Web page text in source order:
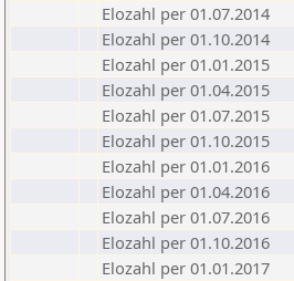
Elozahl per 01.07.2014
Elozahl per 01.10.2014
Elozahl per 01.01.2015
Elozahl per 01.04.2015
Elozahl per 01.07.2015
Elozahl per 01.10.2015
Elozahl per 01.01.2016
Elozahl per 01.04.2016
Elozahl per 01.07.2016
Elozahl per 01.10.2016
Elozahl per 01.01.2017